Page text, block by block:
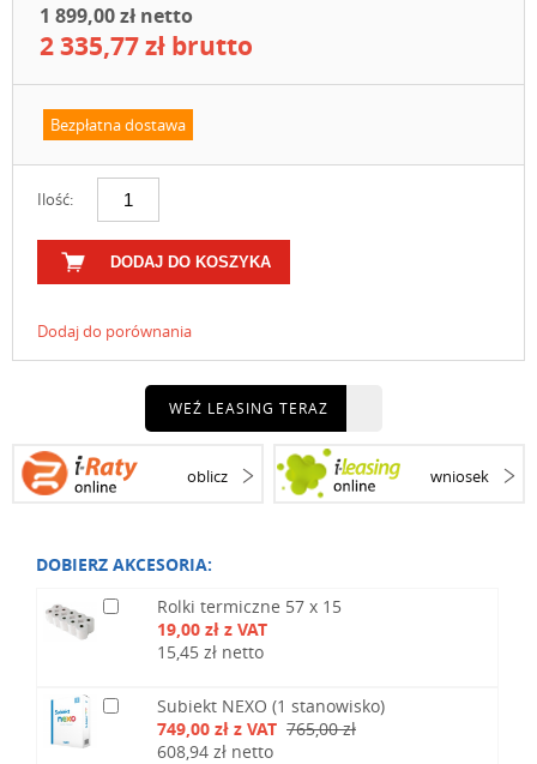
1 899,00 zł netto
2 335,77 zł brutto
Bezpłatna dostawa
Ilość:
DODAJ DO KOSZYKA
Dodaj do porównania
WEŹ LEASING TERAZ
oblicz wniosek
DOBIERZ AKCESORIA:
Rolki termiczne 57 x 15
19,00 zł z VAT
15,45 zł netto
Subiekt NEXO (1 stanowisko)
749,00 zł z VAT 765,00 zł
608,94 zł netto